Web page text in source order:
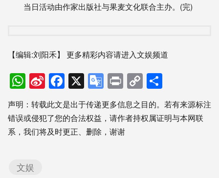
当日活动由作家出版社与果麦文化联合主办。(完)
【编辑:刘阳禾】 更多精彩内容请进入文娱频道
WhatsApp
Sina
Weibo
Facebook
X Google
Translate
PrintCopy
Link享
声明：转载此文是出于传递更多信息之目的。若有来源标注
错误或侵犯了您的合法权益，请作者持权属证明与本网联
系，我们将及时更正、删除，谢谢
文娱